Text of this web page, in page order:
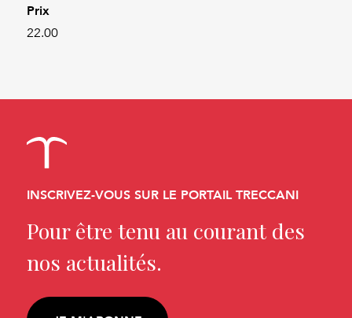
Prix
22.00
INSCRIVEZ-VOUS SUR LE PORTAIL TRECCANI
Pour être tenu au courant des
nos actualités.